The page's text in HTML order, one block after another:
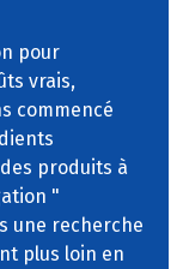
pour
vrais,
commencé
produits à
"
une recherche
plus loin en